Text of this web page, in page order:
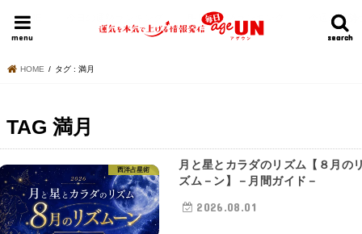
search
search
menu
HOME 明日の運勢ランキング 今週の運勢
HOME タグ : 満月
TAG 満月
西洋占星術
月と星とカラダのリズム【８月の
ズム－ン】－月間ガイド－
2026.08.01